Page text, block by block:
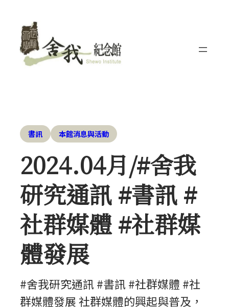
書訊 本館消息與活動
2024.04月/#舍我
研究通訊 #書訊 #
社群媒體 #社群媒
體發展
#舍我研究通訊 #書訊 #社群媒體 #社
群媒體發展 社群媒體的興起與普及，